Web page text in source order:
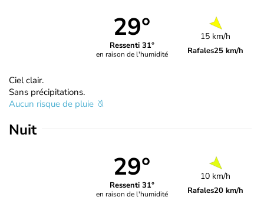
29°
Ressenti 31°
en raison de l'humidité
15 km/h
Rafales25 km/h
Ciel clair.
Sans précipitations.
Aucun risque de pluie
Nuit
29°
Ressenti 31°
en raison de l'humidité
10 km/h
Rafales20 km/h